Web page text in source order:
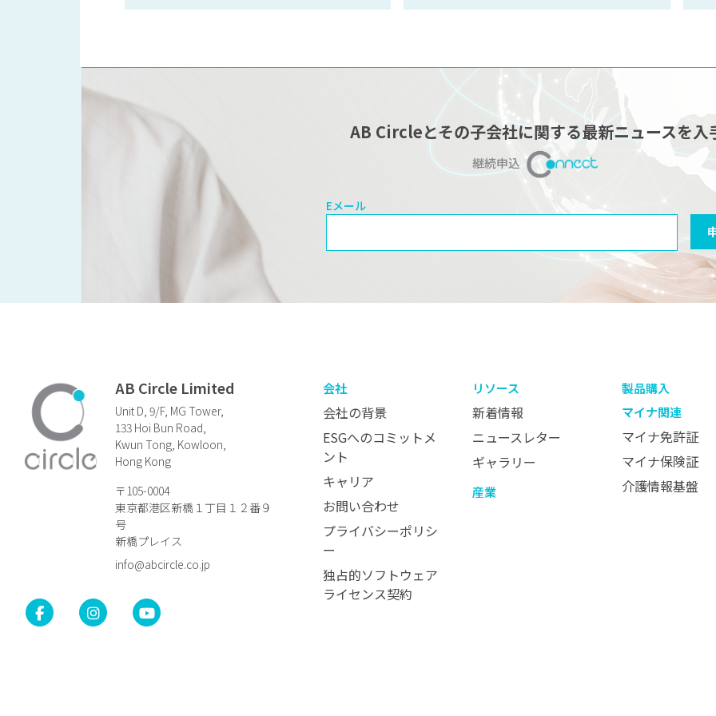
AB Circleとその子会社に関する最新ニュースを入
継続申込
Eメール
AB Circle Limited
Unit D, 9/F, MG Tower,
133 Hoi Bun Road,
Kwun Tong, Kowloon,
Hong Kong
〒105-0004
東京都港区新橋１丁目１２番９
号
新橋プレイス
info@abcircle.co.jp
会社
会社の背景
ESGへのコミットメ
ント
キャリア
お問い合わせ
プライバシーポリシ
ー
独占的ソフトウェア
ライセンス契約
リソース
新着情報
ニュースレター
ギャラリー
産業
製品購入
マイナ関連
マイナ免許証
マイナ保険証
介護情報基盤